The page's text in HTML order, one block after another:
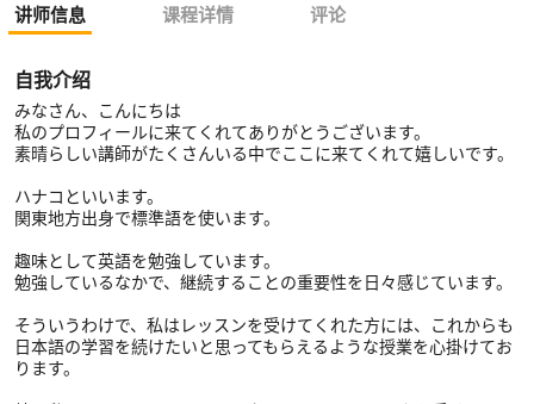
讲师信息 课程详情 评论
自我介绍
みなさん、こんにちは
私のプロフィールに来てくれてありがとうございます。
素晴らしい講師がたくさんいる中でここに来てくれて嬉しいです。
ハナコといいます。
関東地方出身で標準語を使います。
趣味として英語を勉強しています。
勉強しているなかで、継続することの重要性を日々感じています。
そういうわけで、私はレッスンを受けてくれた方には、これからも
日本語の学習を続けたいと思ってもらえるような授業を心掛けてお
ります。